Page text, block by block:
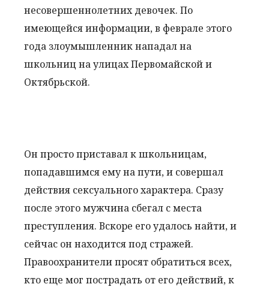
несовершеннолетних девочек. По
имеющейся информации, в феврале этого
года злоумышленник нападал на
школьниц на улицах Первомайской и
Октябрьской.
Он просто приставал к школьницам,
попадавшимся ему на пути, и совершал
действия сексуального характера. Сразу
после этого мужчина сбегал с места
преступления. Вскоре его удалось найти, и
сейчас он находится под стражей.
Правоохранители просят обратиться всех,
кто еще мог пострадать от его действий, к